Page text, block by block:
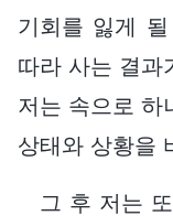
기회를 잃게
따라 사는 결과
저는 속으로 하
상태와 상황을
그 후 저는